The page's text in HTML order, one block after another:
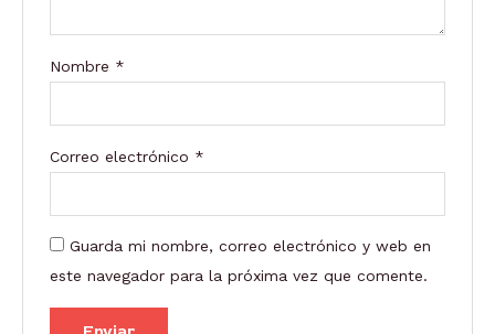
Nombre *
Correo electrónico *
Guarda mi nombre, correo electrónico y web en
este navegador para la próxima vez que comente.